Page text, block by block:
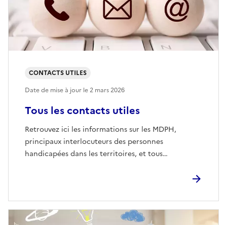
Tous les contacts utiles
Retrouvez ici les informations sur les MDPH,
principaux interlocuteurs des personnes
handicapées dans les territoires, et tous…
CONTACTS UTILES
Date de mise à jour le2 mars 2026